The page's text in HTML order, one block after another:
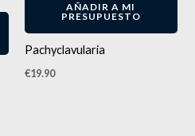
AÑADIR A MI
PRESUPUESTO
Pachyclavularia
€19.90